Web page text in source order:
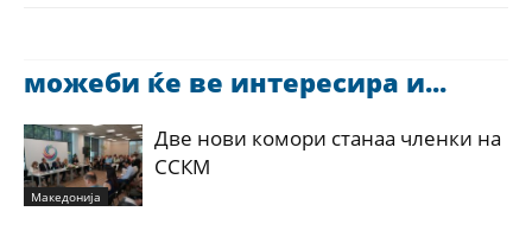
можеби ќе ве интересира и...
Македонија
Две нови комори станаа членки на
ССКМ